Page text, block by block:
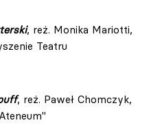
, reż. Monika Mariotti,
Teatru
, reż. Paweł Chomczyk,